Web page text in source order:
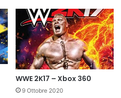
WWE 2K17 – Xbox 360
9 Ottobre 2020